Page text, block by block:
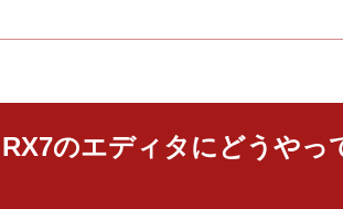
のエディタにどうやっ